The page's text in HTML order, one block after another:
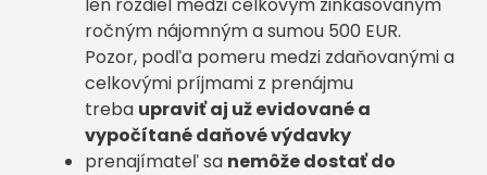
len rozdiel medzi celkovým zinkasovaným
ročným nájomným a sumou 500 EUR.
Pozor, podľa pomeru medzi zdaňovanými a
celkovými príjmami z prenájmu
treba upraviť aj už evidované a
vypočítané daňové výdavky
prenajímateľ sa nemôže dostať do